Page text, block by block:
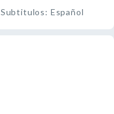
Subtitulos: Español